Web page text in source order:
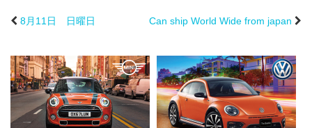
8月11日 日曜日 Can ship World Wide from japan